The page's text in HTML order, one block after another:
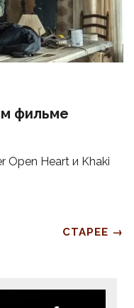
фильме
Open Heart и Khaki
СТАРЕЕ →